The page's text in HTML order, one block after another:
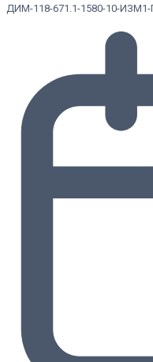
ДИМ-118-671.1-1580-10-